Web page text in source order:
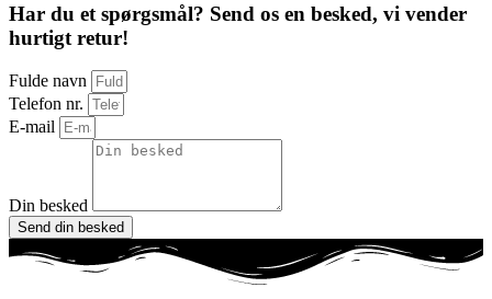
Har du et spørgsmål? Send os en besked, vi vender
hurtigt retur!
Fulde navn
Telefon nr.
E-mail
Din besked
Send din besked